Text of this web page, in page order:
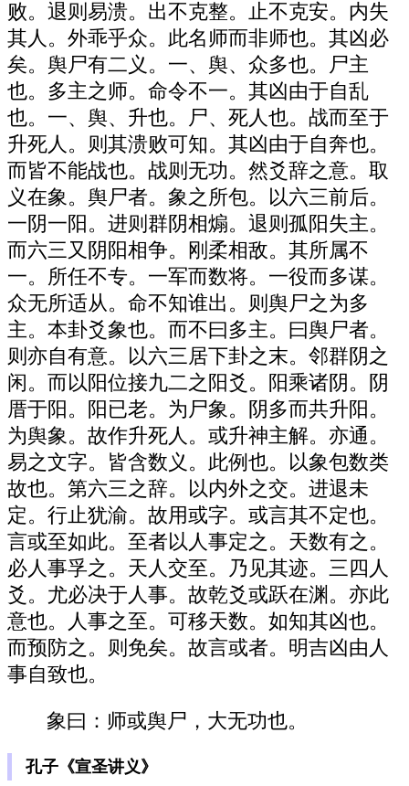
败。退则易溃。出不克整。止不克安。内失
其人。外乖乎众。此名师而非师也。其凶必
矣。舆尸有二义。一、舆、众多也。尸主
也。多主之师。命令不一。其凶由于自乱
也。一、舆、升也。尸、死人也。战而至于
升死人。则其溃败可知。其凶由于自奔也。
而皆不能战也。战则无功。然爻辞之意。取
义在象。舆尸者。象之所包。以六三前后。
一阴一阳。进则群阴相煽。退则孤阳失主。
而六三又阴阳相争。刚柔相敌。其所属不
一。所任不专。一军而数将。一役而多谋。
众无所适从。命不知谁出。则舆尸之为多
主。本卦爻象也。而不曰多主。曰舆尸者。
则亦自有意。以六三居下卦之末。邻群阴之
闲。而以阳位接九二之阳爻。阳乘诸阴。阴
厝于阳。阳已老。为尸象。阴多而共升阳。
为舆象。故作升死人。或升神主解。亦通。
易之文字。皆含数义。此例也。以象包数类
故也。第六三之辞。以内外之交。进退未
定。行止犹渝。故用或字。或言其不定也。
言或至如此。至者以人事定之。天数有之。
必人事孚之。天人交至。乃见其迹。三四人
爻。尤必决于人事。故乾爻或跃在渊。亦此
意也。人事之至。可移天数。如知其凶也。
而预防之。则免矣。故言或者。明吉凶由人
事自致也。
象曰：师或舆尸，大无功也。
孔子《宣圣讲义》